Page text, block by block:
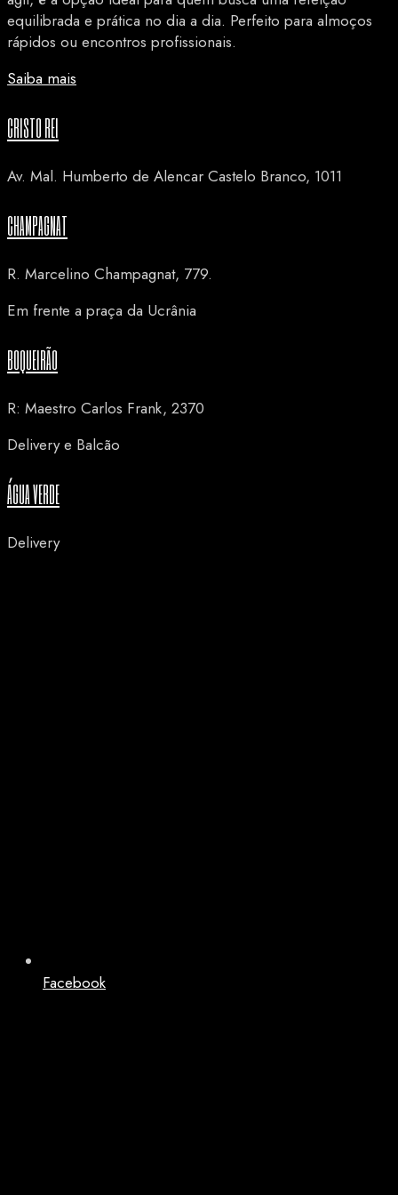
equilibrada e prática no dia a dia. Perfeito para almoços
rápidos ou encontros profissionais.
Saiba mais
CRISTO REI
Av. Mal. Humberto de Alencar Castelo Branco, 1011
CHAMPAGNAT
R. Marcelino Champagnat, 779.
Em frente a praça da Ucrânia
BOQUEIRÃO
R: Maestro Carlos Frank, 2370
Delivery e Balcão
ÁGUA VERDE
Delivery
Facebook